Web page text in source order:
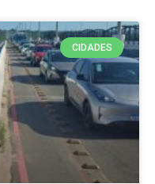
CIDADES